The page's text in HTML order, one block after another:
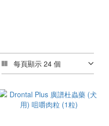
每頁顯示 24 個